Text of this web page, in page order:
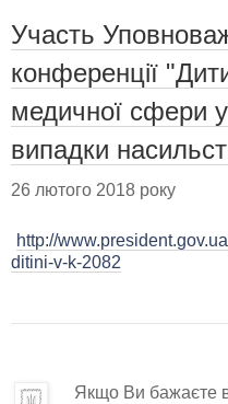
Участь
конференції
медичної сфери
випадки
26 лютого 2018 року
http://
ditini-v-k-2082
Якщо Ви бажаєте